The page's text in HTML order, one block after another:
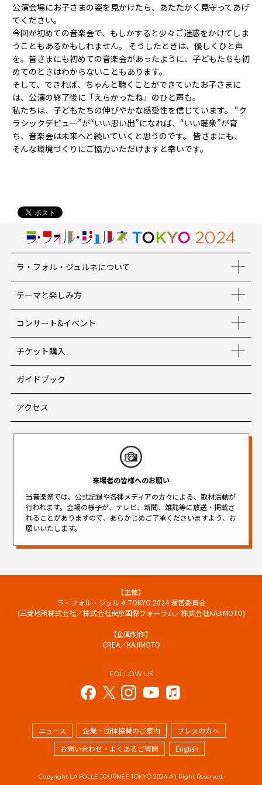
公演会場にお子さまの姿を見かけたら、あたたかく見守ってあげ
てください。
今回が初めての音楽会で、もしかすると少々ご迷惑をかけてしま
うこともあるかもしれません。 そうしたときは、優しくひと声
を。皆さまにも初めての音楽会があったように、子どもたちも初
めてのときはわからないこともあります。
そして、できれば、ちゃんと聴くことができていたお子さまに
は、公演の終了後に「えらかったね」のひと声も。
私たちは、子どもたちの伸びやかな感受性を信じています。 “ク
ラシックデビュー”が“いい思い出”になれば、“いい聴衆”が育
ち、音楽会は未来へと続いていくと思うのです。 皆さまにも、
そんな環境づくりにご協力いただけますと幸いです。
ラ・フォル・ジュルネについて
テーマと楽しみ方
コンサート&イベント
チケット購入
ガイドブック
アクセス
来場者の皆様へのお願い
当音楽祭では、公式記録や各種メディアの方々による、取材活動が
行われます。 会場の様子が、テレビ、新聞、雑誌等に放送・掲載さ
れることがありますので、 あらかじめご了承くださいますよう、お
願いいたします。
【主催】
ラ・フォル・ジュルネ TOKYO 2024 運営委員会
(三菱地所株式会社／株式会社東京国際フォーラム／株式会社KAJIMOTO)
【企画制作】
CREA／KAJIMOTO
FOLLOW US
ニュース 企業・団体協賛のご案内
プレスの方へ
お問い合わせ・よくあるご質問
English
Copyright LA FOLLE JOURNÉE TOKYO 2024 All Right Reserved.